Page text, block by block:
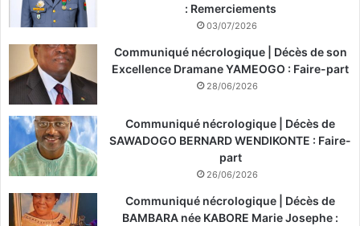
: Remerciements
03/07/2026
Communiqué nécrologique | Décès de son
Excellence Dramane YAMEOGO : Faire-part
28/06/2026
Communiqué nécrologique | Décès de
SAWADOGO BERNARD WENDIKONTE : Faire-
part
26/06/2026
Communiqué nécrologique | Décès de
BAMBARA née KABORE Marie Josephe :